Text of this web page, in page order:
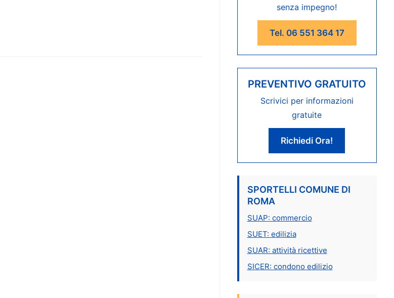
senza impegno!
Tel. 06 551 364 17
PREVENTIVO GRATUITO
Scrivici per informazioni
gratuite
Richiedi Ora!
SPORTELLI COMUNE DI
ROMA
SUAP: commercio
SUET: edilizia
SUAR: attività ricettive
SICER: condono edilizio